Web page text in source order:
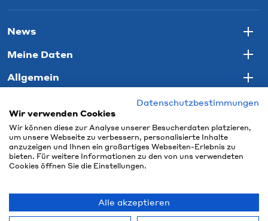
News
Meine Daten
Allgemein
© 2026 Connect Com AG
Datenschutzbestimmungen
Wir verwenden Cookies
Wir können diese zur Analyse unserer Besucherdaten platzieren,
um unsere Webseite zu verbessern, personalisierte Inhalte
anzuzeigen und Ihnen ein großartiges Webseiten-Erlebnis zu
bieten. Für weitere Informationen zu den von uns verwendeten
Cookies öffnen Sie die Einstellungen.
Alle akzeptieren